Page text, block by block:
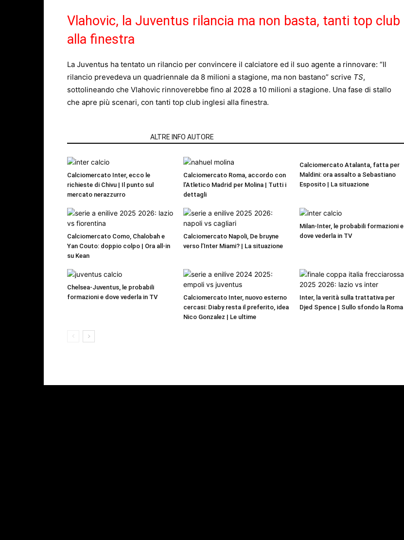
Vlahovic, la Juventus rilancia ma non basta, tanti top club
alla finestra
La Juventus ha tentato un rilancio per convincere il calciatore ed il suo agente a rinnovare: “Il
rilancio prevedeva un quadriennale da 8 milioni a stagione, ma non bastano” scrive TS,
sottolineando che Vlahovic rinnoverebbe fino al 2028 a 10 milioni a stagione. Una fase di stallo
che apre più scenari, con tanti top club inglesi alla finestra.
ALTRE INFO AUTORE
Calciomercato Inter, ecco le
richieste di Chivu | Il punto sul
mercato nerazzurro
Calciomercato Roma, accordo con
l’Atletico Madrid per Molina | Tutti i
dettagli
Calciomercato Atalanta, fatta per
Maldini: ora assalto a Sebastiano
Esposito | La situazione
Calciomercato Como, Chalobah e
Yan Couto: doppio colpo | Ora all-in
su Kean
Calciomercato Napoli, De bruyne
verso l’Inter Miami? | La situazione
Milan-Inter, le probabili formazioni e
dove vederla in TV
Chelsea-Juventus, le probabili
formazioni e dove vederla in TV
Calciomercato Inter, nuovo esterno
cercasi: Diaby resta il preferito, idea
Nico Gonzalez | Le ultime
Inter, la verità sulla trattativa per
Djed Spence | Sullo sfondo la Roma